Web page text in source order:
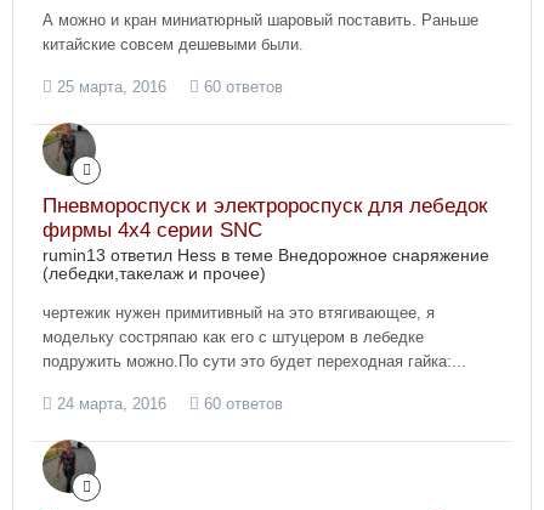
А можно и кран миниатюрный шаровый поставить. Раньше
китайские совсем дешевыми были.
25 марта, 2016 60 ответов
Пневмороспуск и электророспуск для лебедок
фирмы 4х4 серии SNC
rumin13 ответил Hess в теме Внедорожное снаряжение
(лебедки,такелаж и прочее)
чертежик нужен примитивный на это втягивающее, я
модельку состряпаю как его с штуцером в лебедке
подружить можно.По сути это будет переходная гайка:...
24 марта, 2016 60 ответов